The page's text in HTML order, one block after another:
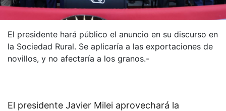
El presidente hará público el anuncio en su discurso en
la Sociedad Rural. Se aplicaría a las exportaciones de
novillos, y no afectaría a los granos.-
El presidente Javier Milei aprovechará la